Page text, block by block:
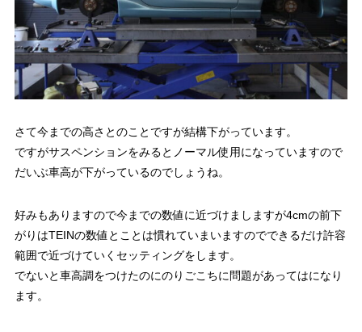
さて今までの高さとのことですが結構下がっています。
ですがサスペンションをみるとノーマル使用になっていますので
だいぶ車高が下がっているのでしょうね。
好みもありますので今までの数値に近づけましますが4cmの前下
がりはTEINの数値とことは慣れていまいますのでできるだけ許容
範囲で近づけていくセッティングをします。
でないと車高調をつけたのにのりごこちに問題があってはになり
ます。